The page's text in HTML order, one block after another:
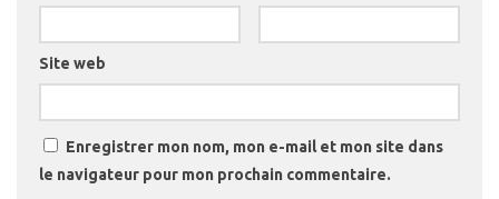
Site web
Enregistrer mon nom, mon e-mail et mon site dans
le navigateur pour mon prochain commentaire.